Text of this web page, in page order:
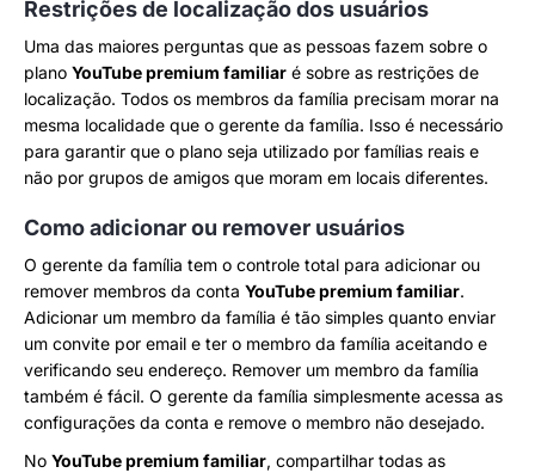
Restrições de localização dos usuários
Uma das maiores perguntas que as pessoas fazem sobre o
plano YouTube premium familiar é sobre as restrições de
localização. Todos os membros da família precisam morar na
mesma localidade que o gerente da família. Isso é necessário
para garantir que o plano seja utilizado por famílias reais e
não por grupos de amigos que moram em locais diferentes.
Como adicionar ou remover usuários
O gerente da família tem o controle total para adicionar ou
remover membros da conta YouTube premium familiar.
Adicionar um membro da família é tão simples quanto enviar
um convite por email e ter o membro da família aceitando e
verificando seu endereço. Remover um membro da família
também é fácil. O gerente da família simplesmente acessa as
configurações da conta e remove o membro não desejado.
No YouTube premium familiar, compartilhar todas as